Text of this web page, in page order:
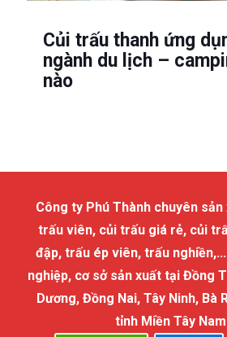
Củi trấu thanh ứng
ngành du lịch –
nào
Công ty Phú Thành chuyên
trấu viên, củi trấu giá rẻ, củi
đập, trấu ép viên, trấu
nghiệp, cơ sở sản xuất tại Đồng
Dương, Đồng Nai, Tây Ninh, Bà
tỉnh Miền Tây Nam